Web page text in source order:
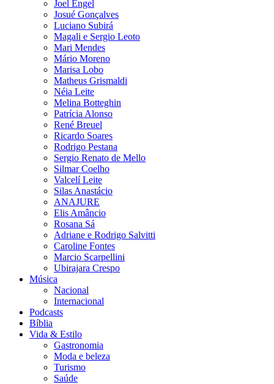
Joel Engel
Josué Gonçalves
Luciano Subirá
Magali e Sergio Leoto
Mari Mendes
Mário Moreno
Marisa Lobo
Matheus Grismaldi
Néia Leite
Melina Botteghin
Patrícia Alonso
René Breuel
Ricardo Soares
Rodrigo Pestana
Sergio Renato de Mello
Silmar Coelho
Valcelí Leite
Silas Anastácio
ANAJURE
Elis Amâncio
Rosana Sá
Adriane e Rodrigo Salvitti
Caroline Fontes
Marcio Scarpellini
Ubirajara Crespo
Música
Nacional
Internacional
Podcasts
Bíblia
Vida & Estilo
Gastronomia
Moda e beleza
Turismo
Saúde